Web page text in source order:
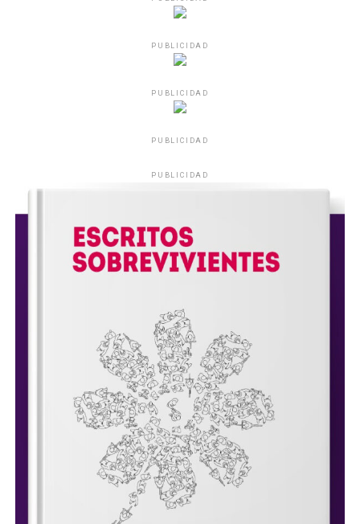
PUBLICIDAD
PUBLICIDAD
PUBLICIDAD
PUBLICIDAD